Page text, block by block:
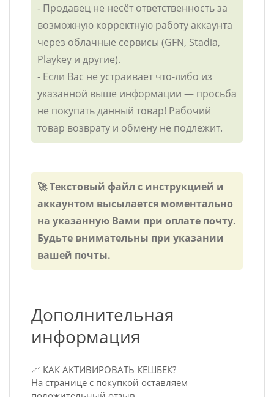
- Продавец не несёт ответственность за
возможную корректную работу аккаунта
через облачные сервисы (GFN, Stadia,
Playkey и другие).
- Если Вас не устраивает что-либо из
указанной выше информации — просьба
не покупать данный товар! Рабочий
товар возврату и обмену не подлежит.
🚀 Текстовый файл с инструкцией и
аккаунтом высылается моментально
на указанную Вами при оплате почту.
Будьте внимательны при указании
вашей почты.
Дополнительная
информация
📈 КАК АКТИВИРОВАТЬ КЕШБЕК?
На странице с покупкой оставляем